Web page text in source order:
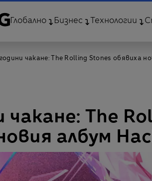
Глобално Бизнес Технологии
чакане: The Rolling Stones обявиха
чакане: The
албум